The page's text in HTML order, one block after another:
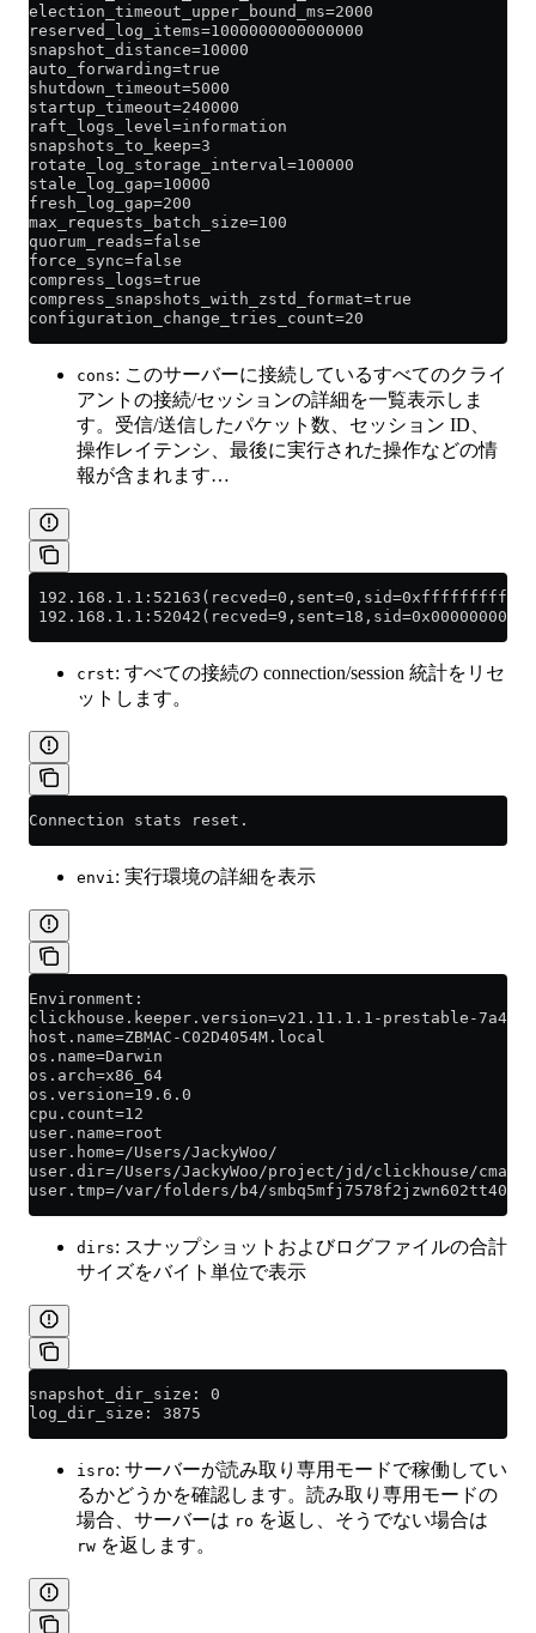
election_timeout_upper_bound_ms=2000
reserved_log_items=1000000000000000
snapshot_distance=10000
auto_forwarding=true
shutdown_timeout=5000
startup_timeout=240000
raft_logs_level=information
snapshots_to_keep=3
rotate_log_storage_interval=100000
stale_log_gap=10000
fresh_log_gap=200
max_requests_batch_size=100
quorum_reads=false
force_sync=false
compress_logs=true
compress_snapshots_with_zstd_format=true
configuration_change_tries_count=20
cons: このサーバーに接続しているすべてのクライ
アントの接続/セッションの詳細を一覧表示しま
す。受信/送信したパケット数、セッション ID、
操作レイテンシ、最後に実行された操作などの情
報が含まれます…
crst: すべての接続の connection/session 統計をリセ
ットします。
Connection stats reset.
envi : 実行環境の詳細を表示
Environment:
clickhouse.keeper.version=v21.11.1.1-prestable-
host.name=ZBMAC-C02D4054M.local
os.name=Darwin
os.arch=x86_64
os.version=19.6.0
cpu.count=12
user.name=root
user.home=/Users/JackyWoo/
user.dir=/Users/JackyWoo/project/jd/clickhouse/
user.tmp=/var/folders/b4/
dirs: スナップショットおよびログファイルの合計
サイズをバイト単位で表示
snapshot_dir_size: 0
log_dir_size: 3875
isro: サーバーが読み取り専用モードで稼働してい
るかどうかを確認します。読み取り専用モードの
場合、サーバーは ro を返し、そうでない場合は
rw を返します。